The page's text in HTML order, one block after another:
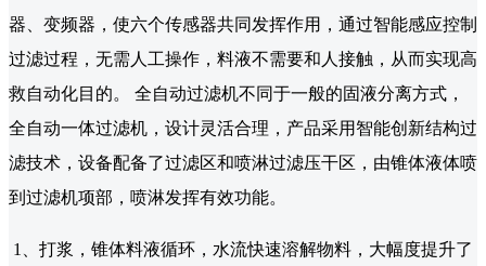
器、变频器，使六个传感器共同发挥作用，通过智能感应控制
过滤过程，无需人工操作，料液不需要和人接触，从而实现高
救自动化目的。 全自动过滤机不同于一般的固液分离方式，
全自动一体过滤机，设计灵活合理，产品采用智能创新结构过
滤技术，设备配备了过滤区和喷淋过滤压干区，由锥体液体喷
到过滤机项部，喷淋发挥有效功能。
1、打浆，锥体料液循环，水流快速溶解物料，大幅度提升了